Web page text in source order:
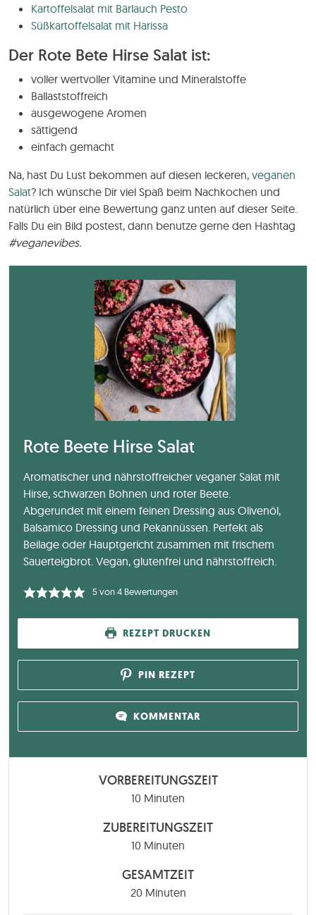
Kartoffelsalat mit Bärlauch Pesto
Süßkartoffelsalat mit Harissa
Der Rote Bete Hirse Salat ist:
voller wertvoller Vitamine und Mineralstoffe
Ballaststoffreich
ausgewogene Aromen
sättigend
einfach gemacht
Na, hast Du Lust bekommen auf diesen leckeren, veganen
Salat? Ich wünsche Dir viel Spaß beim Nachkochen und
natürlich über eine Bewertung ganz unten auf dieser Seite.
Falls Du ein Bild postest, dann benutze gerne den Hashtag
#veganevibes.
Rote Beete Hirse Salat
Aromatischer und nährstoffreicher veganer Salat mit
Hirse, schwarzen Bohnen und roter Beete.
Abgerundet mit einem feinen Dressing aus Olivenöl,
Balsamico Dressing und Pekannüssen. Perfekt als
Beilage oder Hauptgericht zusammen mit frischem
Sauerteigbrot. Vegan, glutenfrei und nährstoffreich.
5von4Bewertungen
REZEPT DRUCKEN
PIN REZEPT
KOMMENTAR
VORBEREITUNGSZEIT
10 Minuten
Minuten
ZUBEREITUNGSZEIT
10 Minuten
Minuten
GESAMTZEIT
20Minuten
Minuten